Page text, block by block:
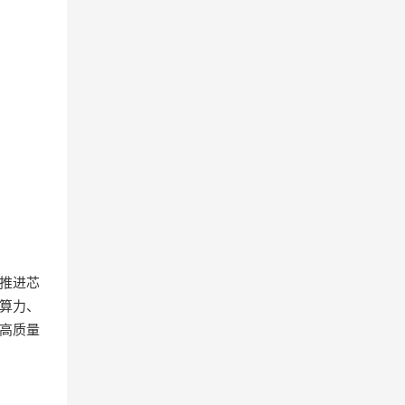
进芯
力、
质量